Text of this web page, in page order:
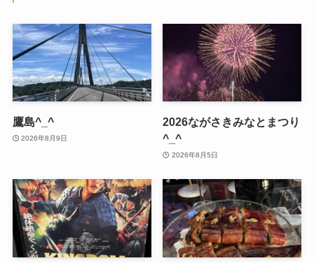
鷹島^_^
2026年8月9日
2026ながさきみなとまつり
^_^
2026年8月5日